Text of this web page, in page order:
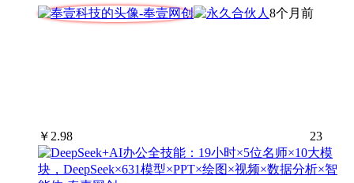
8个月前
￥ 2.98 23